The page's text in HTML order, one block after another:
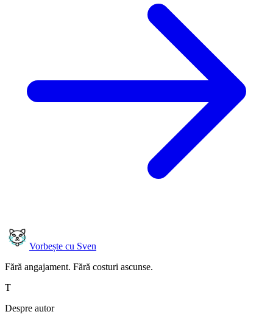
Vorbește cu Sven
Fără angajament. Fără costuri ascunse.
T
Despre autor